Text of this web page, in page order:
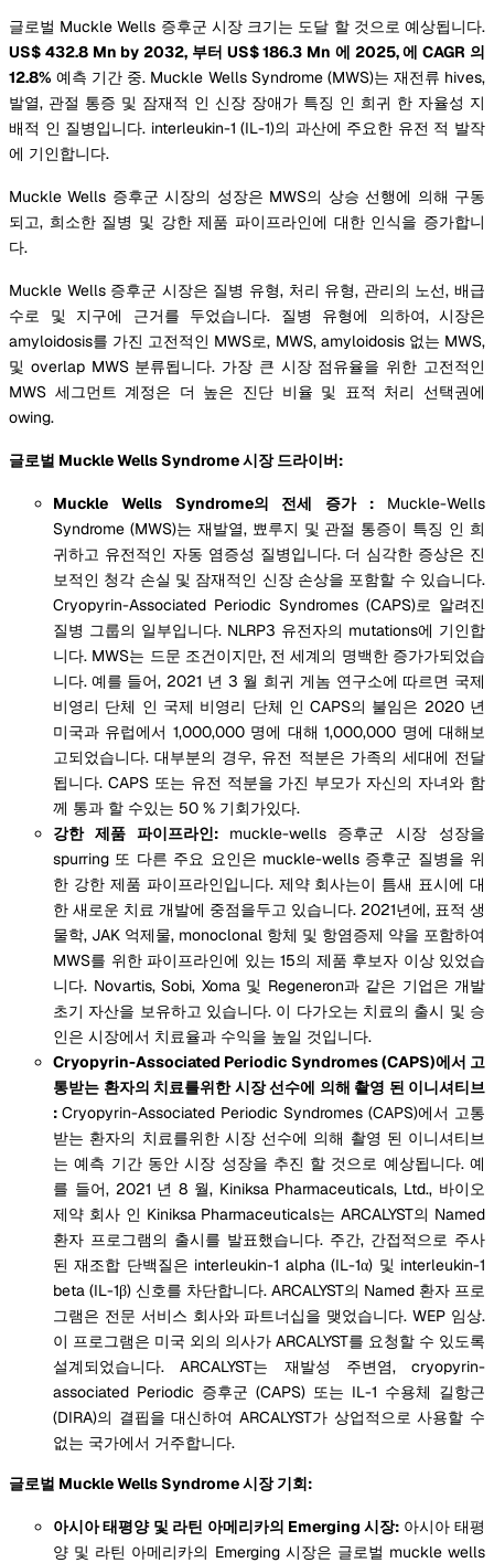
글로벌 Muckle Wells 증후군 시장 크기는 도달 할 것으로 예상됩니다.
US$ 432.8 Mn by 2032, 부터 US$ 186.3 Mn 에 2025, 에 CAGR 의
12.8% 예측 기간 중. Muckle Wells Syndrome (MWS)는 재전류 hives,
발열, 관절 통증 및 잠재적 인 신장 장애가 특징 인 희귀 한 자율성 지
배적 인 질병입니다. interleukin-1 (IL-1)의 과산에 주요한 유전 적 발작
에 기인합니다.
Muckle Wells 증후군 시장의 성장은 MWS의 상승 선행에 의해 구동
되고, 희소한 질병 및 강한 제품 파이프라인에 대한 인식을 증가합니
다.
Muckle Wells 증후군 시장은 질병 유형, 처리 유형, 관리의 노선, 배급
수로 및 지구에 근거를 두었습니다. 질병 유형에 의하여, 시장은
amyloidosis를 가진 고전적인 MWS로, MWS, amyloidosis 없는 MWS,
및 overlap MWS 분류됩니다. 가장 큰 시장 점유율을 위한 고전적인
MWS 세그먼트 계정은 더 높은 진단 비율 및 표적 처리 선택권에
owing.
글로벌 Muckle Wells Syndrome 시장 드라이버:
Muckle Wells Syndrome의 전세 증가 : Muckle-Wells
Syndrome (MWS)는 재발열, 뾰루지 및 관절 통증이 특징 인 희
귀하고 유전적인 자동 염증성 질병입니다. 더 심각한 증상은 진
보적인 청각 손실 및 잠재적인 신장 손상을 포함할 수 있습니다.
Cryopyrin-Associated Periodic Syndromes (CAPS)로 알려진
질병 그룹의 일부입니다. NLRP3 유전자의 mutations에 기인합
니다. MWS는 드문 조건이지만, 전 세계의 명백한 증가가되었습
니다. 예를 들어, 2021 년 3 월 희귀 게놈 연구소에 따르면 국제
비영리 단체 인 국제 비영리 단체 인 CAPS의 불임은 2020 년
미국과 유럽에서 1,000,000 명에 대해 1,000,000 명에 대해보
고되었습니다. 대부분의 경우, 유전 적분은 가족의 세대에 전달
됩니다. CAPS 또는 유전 적분을 가진 부모가 자신의 자녀와 함
께 통과 할 수있는 50 % 기회가있다.
강한 제품 파이프라인: muckle-wells 증후군 시장 성장을
spurring 또 다른 주요 요인은 muckle-wells 증후군 질병을 위
한 강한 제품 파이프라인입니다. 제약 회사는이 틈새 표시에 대
한 새로운 치료 개발에 중점을두고 있습니다. 2021년에, 표적 생
물학, JAK 억제물, monoclonal 항체 및 항염증제 약을 포함하여
MWS를 위한 파이프라인에 있는 15의 제품 후보자 이상 있었습
니다. Novartis, Sobi, Xoma 및 Regeneron과 같은 기업은 개발
초기 자산을 보유하고 있습니다. 이 다가오는 치료의 출시 및 승
인은 시장에서 치료율과 수익을 높일 것입니다.
Cryopyrin-Associated Periodic Syndromes (CAPS)에서 고
통받는 환자의 치료를위한 시장 선수에 의해 촬영 된 이니셔티브
: Cryopyrin-Associated Periodic Syndromes (CAPS)에서 고통
받는 환자의 치료를위한 시장 선수에 의해 촬영 된 이니셔티브
는 예측 기간 동안 시장 성장을 추진 할 것으로 예상됩니다. 예
를 들어, 2021 년 8 월, Kiniksa Pharmaceuticals, Ltd., 바이오
제약 회사 인 Kiniksa Pharmaceuticals는 ARCALYST의 Named
환자 프로그램의 출시를 발표했습니다. 주간, 간접적으로 주사
된 재조합 단백질은 interleukin-1 alpha (IL-1α) 및 interleukin-1
beta (IL-1β) 신호를 차단합니다. ARCALYST의 Named 환자 프로
그램은 전문 서비스 회사와 파트너십을 맺었습니다. WEP 임상.
이 프로그램은 미국 외의 의사가 ARCALYST를 요청할 수 있도록
설계되었습니다. ARCALYST는 재발성 주변염, cryopyrin-
associated Periodic 증후군 (CAPS) 또는 IL-1 수용체 길항근
(DIRA)의 결핍을 대신하여 ARCALYST가 상업적으로 사용할 수
없는 국가에서 거주합니다.
글로벌 Muckle Wells Syndrome 시장 기회:
아시아 태평양 및 라틴 아메리카의 Emerging 시장: 아시아 태평
양 및 라틴 아메리카의 Emerging 시장은 글로벌 muckle wells